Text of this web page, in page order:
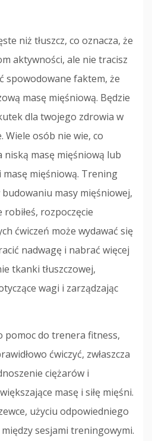
niż tłuszcz, co oznacza, że
aktywności, ale nie tracisz
spowodowane faktem, że
masę mięśniową. Będzie
dla twojego zdrowia w
Wiele osób nie wie, co
niską masę mięśniową lub
masę mięśniową. Trening
budowaniu masy mięśniowej,
rozpoczęcie
ćwiczeń może wydawać się
nadwagę i nabrać więcej
tkanki tłuszczowej,
wagi i zarządzając
pomoc do trenera fitness,
ćwiczyć, zwłaszcza
ciężarów i
masę i siłę mięśni.
użyciu odpowiedniego
sesjami treningowymi.